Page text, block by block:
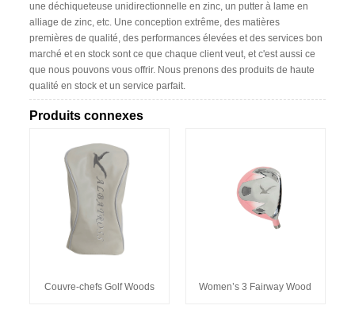
une déchiqueteuse unidirectionnelle en zinc, un putter à lame en
alliage de zinc, etc. Une conception extrême, des matières
premières de qualité, des performances élevées et des services bon
marché et en stock sont ce que chaque client veut, et c'est aussi ce
que nous pouvons vous offrir. Nous prenons des produits de haute
qualité en stock et un service parfait.
Produits connexes
Couvre-chefs Golf Woods Women’s 3 Fairway Wood